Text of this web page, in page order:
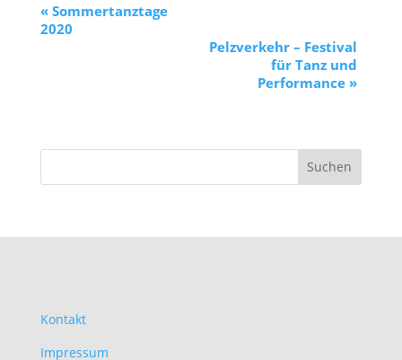
«Sommertanztage
2020
Pelzverkehr – Festival
für Tanz und
Performance »
Kontakt
Impressum